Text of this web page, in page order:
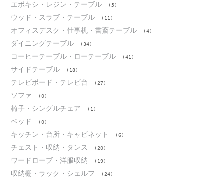
エポキシ・レジン・テーブル (5)
ウッド・スラブ・テーブル (11)
オフィスデスク・仕事机・書斎テーブル (4)
ダイニングテーブル (34)
コーヒーテーブル・ローテーブル (41)
サイドテーブル (18)
テレビボード・テレビ台 (27)
ソファ (0)
椅子・シングルチェア (1)
ベッド (0)
キッチン・台所・キャビネット (6)
チェスト・収納・タンス (20)
ワードローブ・洋服収納 (19)
収納棚・ラック・シェルフ (24)